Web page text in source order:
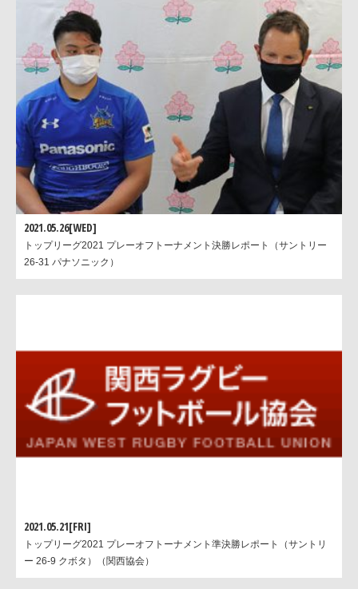
2021.05.26[WED]
トップリーグ2021 プレーオフトーナメント決勝レポート（サントリー
26-31 パナソニック）
2021.05.21[FRI]
トップリーグ2021 プレーオフトーナメント準決勝レポート（サントリ
ー 26-9 クボタ）（関西協会）